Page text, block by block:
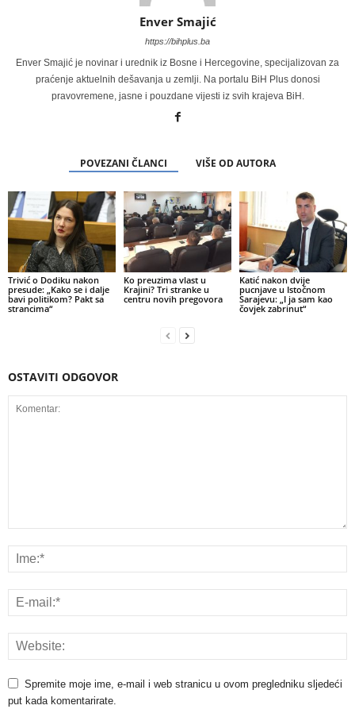
Enver Smajić
https://bihplus.ba
Enver Smajić je novinar i urednik iz Bosne i Hercegovine, specijalizovan za
praćenje aktuelnih dešavanja u zemlji. Na portalu BiH Plus donosi
pravovremene, jasne i pouzdane vijesti iz svih krajeva BiH.
POVEZANI ČLANCI VIŠE OD AUTORA
Trivić o Dodiku nakon
presude: „Kako se i dalje
bavi politikom? Pakt sa
strancima“
Ko preuzima vlast u
Krajini? Tri stranke u
centru novih pregovora
Katić nakon dvije
pucnjave u Istočnom
Sarajevu: „I ja sam kao
čovjek zabrinut“
OSTAVITI ODGOVOR
Spremite moje ime, e-mail i web stranicu u ovom pregledniku sljedeći
put kada komentarirate.